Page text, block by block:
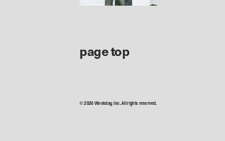
page top
© 2026 Weekday, Inc. All rights reserved.